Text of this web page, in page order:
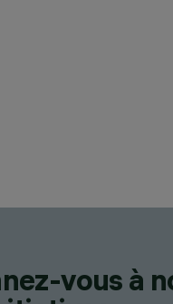
vous à